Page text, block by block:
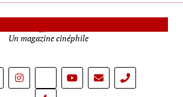
Un magazine cinéphile
phone